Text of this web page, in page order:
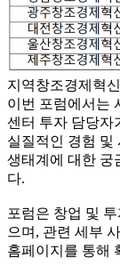
지역창조경제혁
이번 포럼에서는
센터 투자 담당자
실질적인 경험 및
생태계에 대한 궁
다.
포럼은 창업 및
으며, 관련 세부
홈페이지를 통해